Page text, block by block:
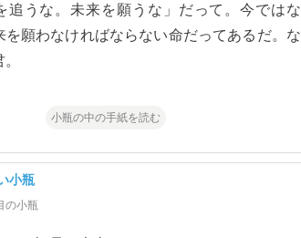
追うな。未来を願うな」だって。今ではな
を願わなければならない命だってあるだ。な
小瓶の中の手紙を読む
小瓶
の小瓶